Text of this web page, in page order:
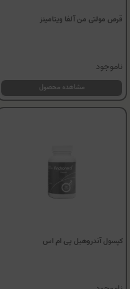
قرص مولتی من آلفا ویتامینز
ناموجود
مشاهده محصول
کپسول آندروهیل پی ام اس